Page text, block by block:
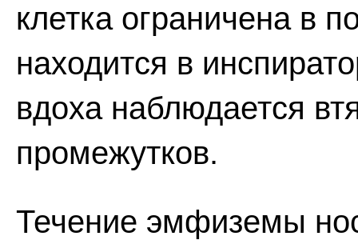
клетка ограничена в
находится в
вдоха наблюдается
промежутков.
Течение эмфиземы